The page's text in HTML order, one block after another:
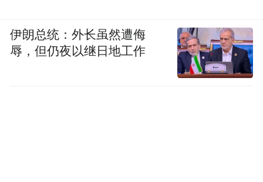
伊朗总统：外长虽然遭侮
辱，但仍夜以继日地工作